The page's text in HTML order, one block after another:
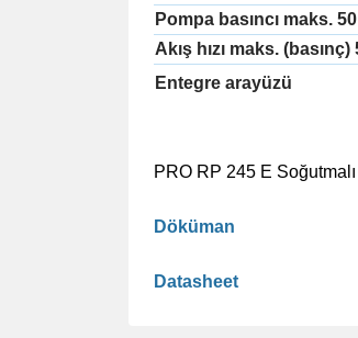
Pompa basıncı maks.
Akış hızı maks. (basınç)
Entegre arayüzü
PRO RP 245 E
Döküman
Datasheet